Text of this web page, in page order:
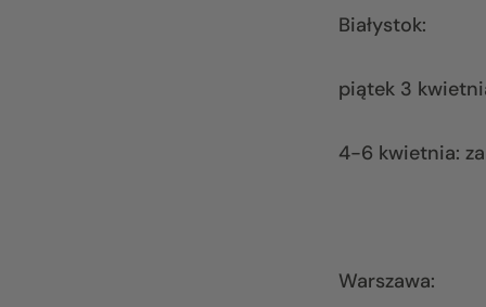
Białystok:
piątek 3
4-6 kwietnia:
Warszawa: